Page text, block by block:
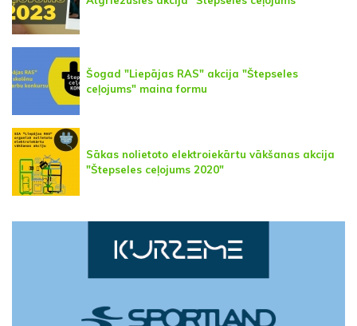
Šogad "Liepājas RAS" akcija "Štepseles
ceļojums" maina formu
Sākas nolietoto elektroiekārtu vākšanas akcija
"Štepseles ceļojums 2020"